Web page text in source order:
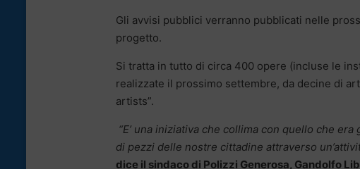
Gli avvisi pubblici verranno pubblicati nelle
progetto.
Si tratta in tutto di circa 400 opere (incluse le
realizzate il prossimo settembre, da decine di
artists”.
“E’ una iniziativa che collima con quello che
di pezzi delle nostre cittadine attraverso
dice il sindaco di Polizzi Generosa, Gandolfo